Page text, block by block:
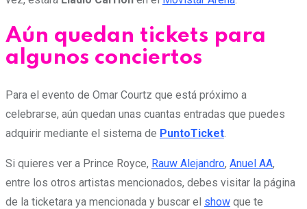
Aún quedan tickets para
algunos conciertos
Para el evento de Omar Courtz que está próximo a
celebrarse, aún quedan unas cuantas entradas que puedes
adquirir mediante el sistema de PuntoTicket.
Si quieres ver a Prince Royce, Rauw Alejandro, Anuel AA,
entre los otros artistas mencionados, debes visitar la página
de la ticketara ya mencionada y buscar el show que te